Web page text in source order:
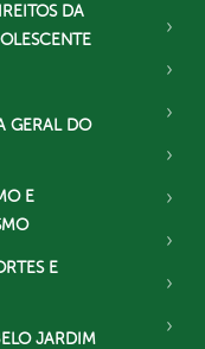
DA
GERAL DO
E
E
JARDIM